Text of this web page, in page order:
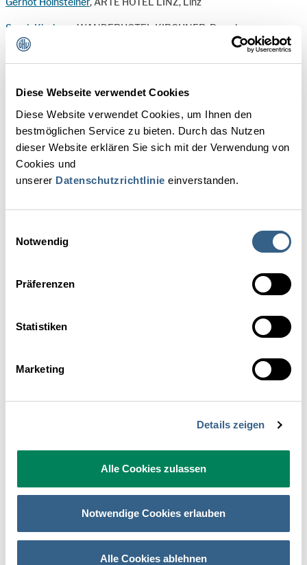
Diese Webseite verwendet Cookies
Diese Website verwendet Cookies, um Ihnen den
bestmöglichen Service zu bieten. Durch das Nutzen
dieser Website erklären Sie sich mit der Verwendung von
Cookies und
unserer Datenschutzrichtlinie einverstanden.
Notwendig
Präferenzen
Statistiken
Marketing
Details zeigen
Alle Cookies zulassen
Notwendige Cookies erlauben
Alle Cookies ablehnen
Sarah Kirchner , WANDERHOTEL KIRCHNER, Bramberg
Johannes Kohler
, HOTEL ENGEL GOURMET & SPA, Welschnofen
Matthias Kohler, HOTEL ENGEL GOURMET & SPA, Welschnofen
(ITA)
Annabell Pichler, HELDS VITALHOTEL, Ruhpolding (D)
Felix Pirker , HOTEL MONTFORT, St. Anton am Arlberg
Teresa Strablegg
Magdalena Zudrell-Fürst
, HOTEL FERNBLICK MONTAFON,